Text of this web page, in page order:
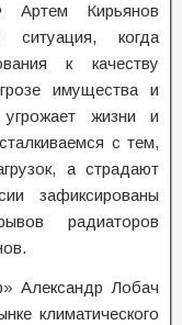
Кирьянов
когда
к качеству
имущества и
жизни и
с тем,
а страдают
зафиксированы
радиаторов
Александр Лобач
климатического